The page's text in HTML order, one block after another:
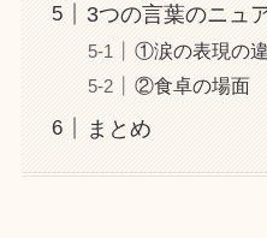
3つの言葉のニュ
①涙の表現の
②食卓の場面
まとめ